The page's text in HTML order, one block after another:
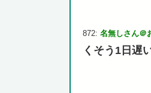
872: 名無しさん＠
くそう1日遅